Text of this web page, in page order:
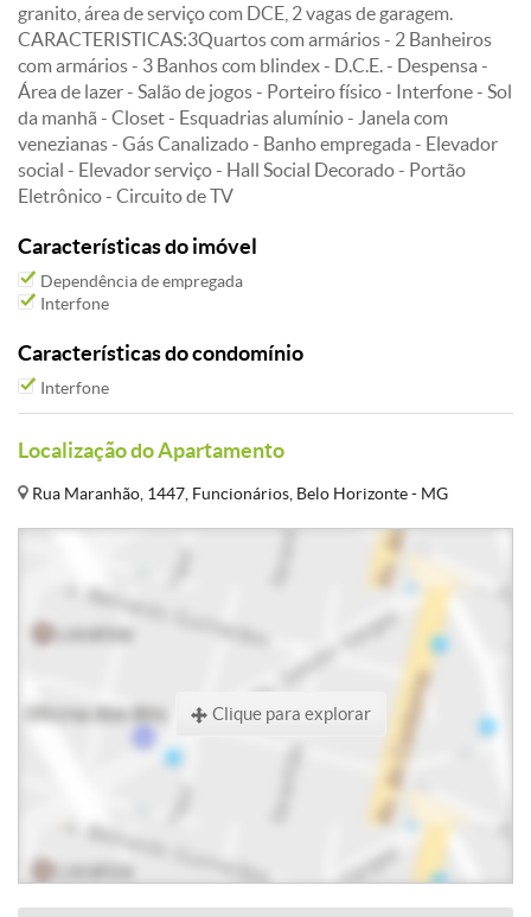
granito, área de serviço com DCE, 2 vagas de garagem.
CARACTERISTICAS:3Quartos com armários - 2 Banheiros
com armários - 3 Banhos com blindex - D.C.E. - Despensa -
Área de lazer - Salão de jogos - Porteiro físico - Interfone - Sol
da manhã - Closet - Esquadrias alumínio - Janela com
venezianas - Gás Canalizado - Banho empregada - Elevador
social - Elevador serviço - Hall Social Decorado - Portão
Eletrônico - Circuito de TV
Características do imóvel
Dependência de empregada
Interfone
Características do condomínio
Interfone
Localização do Apartamento
Rua Maranhão, 1447, Funcionários, Belo Horizonte - MG
Clique para explorar